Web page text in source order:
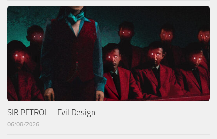
SIR PETROL – Evil Design
06/08/2026